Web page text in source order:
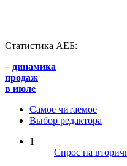
Статистика АЕБ:
– динамика
продаж
в июле
Самое читаемое
Выбор редактора
1
Спрос на